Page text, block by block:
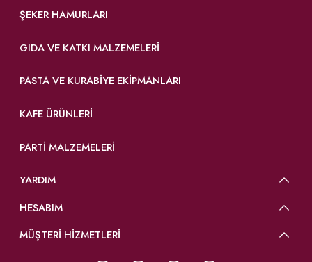
ŞEKER HAMURLARI
GIDA VE KATKI MALZEMELERI
PASTA VE KURABIYE EKIPMANLARI
KAFE ÜRÜNLERI
PARTI MALZEMELERI
YARDIM
HESABIM
MÜŞTERİ HİZMETLERİ